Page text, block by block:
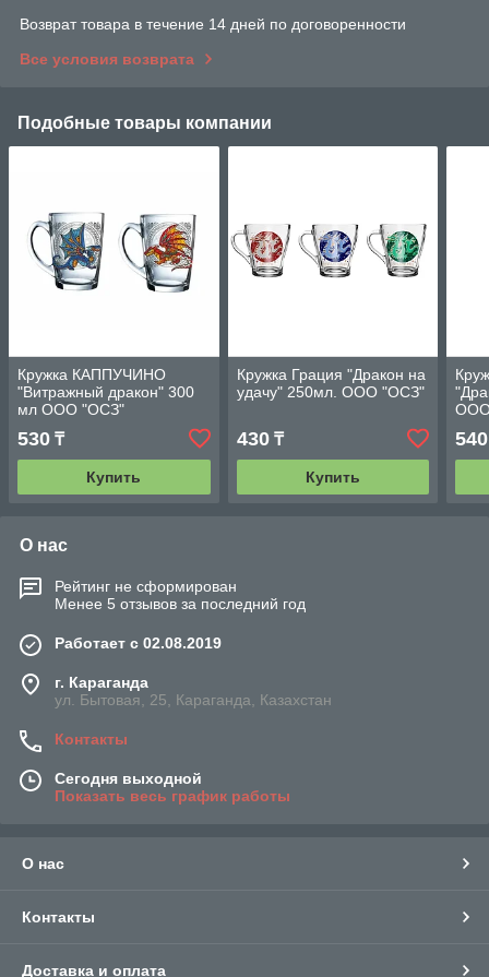
Возврат товара в течение 14 дней по договоренности
Все условия возврата
Подобные товары компании
Кружка КАППУЧИНО
"Витражный дракон" 300
мл ООО "ОСЗ"
530 ₸
Купить
Кружка Грация "Дракон на
удачу" 250мл. ООО "ОСЗ"
430₸
Купить
540
О нас
Рейтинг не сформирован
Менее 5 отзывов за последний год
Работает с 02.08.2019
г. Караганда
ул. Бытовая, 25, Караганда, Казахстан
Контакты
Сегодня выходной
Показать весь график работы
О нас
Контакты
Доставка и оплата